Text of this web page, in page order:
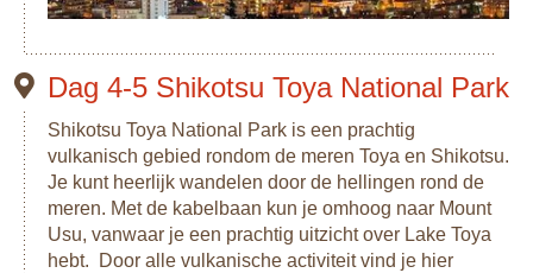
Dag 4-5 Shikotsu Toya National Park
Shikotsu Toya National Park is een prachtig
vulkanisch gebied rondom de meren Toya en Shikotsu.
Je kunt heerlijk wandelen door de hellingen rond de
meren. Met de kabelbaan kun je omhoog naar Mount
Usu, vanwaar je een prachtig uitzicht over Lake Toya
hebt. Door alle vulkanische activiteit vind je hier